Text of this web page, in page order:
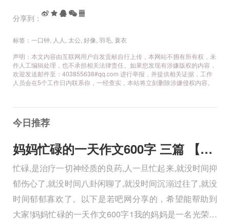
分享到：
标签： 一口钟 人人 太公 好像 羽毛 蓑衣
声明：本文内容由互联网用户自发贡献自行上传，本网站不拥有所有权，未
作人工编辑处理，也不承担相关法律责任。如果您发现有涉嫌版权的内容，
欢迎发送邮件至：403855638#qq.com 进行举报，并提供相关证据，工作
人员会在5个工作日内联系你，一经查实，本站将立刻删除涉嫌侵权内容。
今日推荐
妈妈忙碌的一天作文600字 三篇 【600字】
忙碌,是治疗一切神经质的良药,人一旦忙起来,就没时间抑
郁伤心了,就没时间八卦闲聊了,就没时间沉溺过往了,就没
时间郁郁寡欢了。以下是若吧网分享的，希望能帮助到
大家!妈妈忙碌的一天作文600字1我的妈妈是一名光荣的